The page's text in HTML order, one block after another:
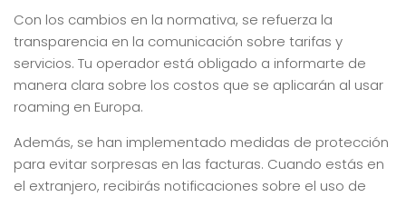
Con los cambios en la normativa, se refuerza la
transparencia en la comunicación sobre tarifas y
servicios. Tu operador está obligado a informarte de
manera clara sobre los costos que se aplicarán al usar
roaming en Europa.
Además, se han implementado medidas de protección
para evitar sorpresas en las facturas. Cuando estás en
el extranjero, recibirás notificaciones sobre el uso de